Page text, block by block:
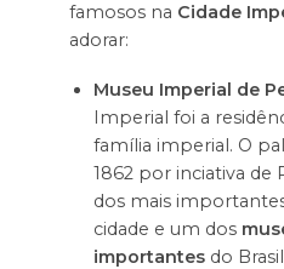
famosos na Cidade
adorar:
Museu Imperial de
Imperial foi a
família imperial. O
1862 por inciativa de
dos mais
cidade e um dos
importantesdo